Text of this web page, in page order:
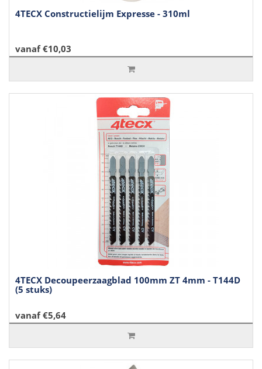
4TECX Constructielijm Expresse - 310ml
vanaf €10,03
4TECX Decoupeerzaagblad 100mm ZT 4mm - T144D
(5 stuks)
vanaf €5,64